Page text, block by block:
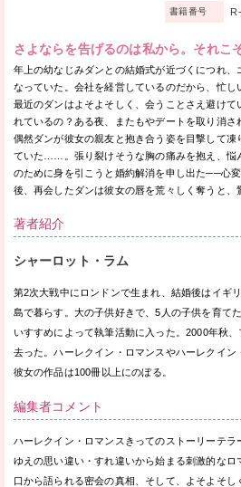
さよならを告げるのは私から。それこ
年上の幼なじみダンとの結婚式が近づくにつれ、
なっていた。会社を経営しているのだから、忙し
最近のダンはよそよそしく、会うことさえ避けて
れているの？ある夜、またもやデートを取り消さ
偶然ダンが彼女の親友と抱き合う姿を目撃して
ていた……。張り裂けそうな胸の痛みを抱え、悩
のために身を引こうと婚約解消を申し出た──心
後、再会したダンは彼女の唇を荒々しく奪うと、
書籍番号
著者紹介
シャーロット・ラム
第2次大戦中にロンドンで生まれ、結婚後はイギ
島で暮らす。大の子供好きで、5人の子供を育て
いすすめによって執筆活動に入った。2000年秋
去った。ハーレクイン・ロマンスやハーレクイン
彼女の作品は100冊以上にのぼる。
編集者コメント
ハーレクイン・ロマンスきってのストーリーテ
ゆえの思い違い・すれ違いから始まる刺激的な
口から語られる密会の真相、そして、よそよそし